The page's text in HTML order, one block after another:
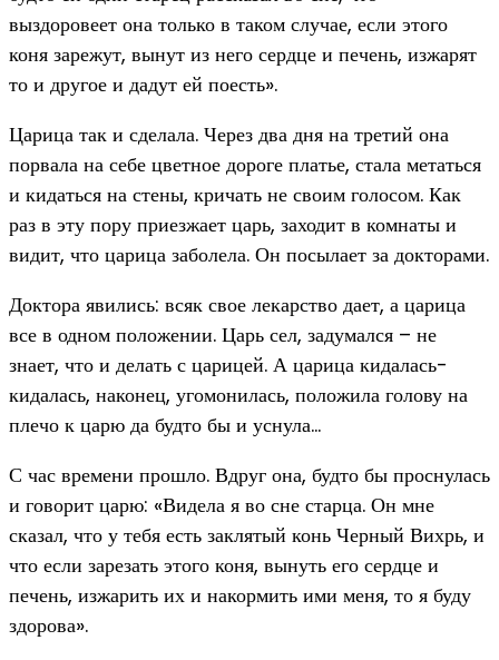
выздоровеет она только в таком случае, если этого
коня зарежут, вынут из него сердце и печень, изжарят
то и другое и дадут ей поесть».
Царица так и сделала. Через два дня на третий она
порвала на себе цветное дороге платье, стала метаться
и кидаться на стены, кричать не своим голосом. Как
раз в эту пору приезжает царь, заходит в комнаты и
видит, что царица заболела. Он посылает за докторами.
Доктора явились: всяк свое лекарство дает, а царица
все в одном положении. Царь сел, задумался – не
знает, что и делать с царицей. А царица кидалась-
кидалась, наконец, угомонилась, положила голову на
плечо к царю да будто бы и уснула…
С час времени прошло. Вдруг она, будто бы проснулась
и говорит царю: «Видела я во сне старца. Он мне
сказал, что у тебя есть заклятый конь Черный Вихрь, и
что если зарезать этого коня, вынуть его сердце и
печень, изжарить их и накормить ими меня, то я буду
здорова».